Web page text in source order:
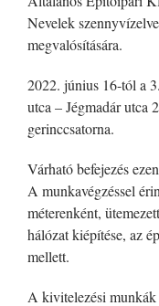
Nevelek
megvalósítására.
2022. június 16-tól a
utca – Jégmadár utca
gerinccsatorna.
Várható befejezés
A munkavégzéssel
méterenként,
hálózat kiépítése, az
mellett.
A kivitelezési munkák